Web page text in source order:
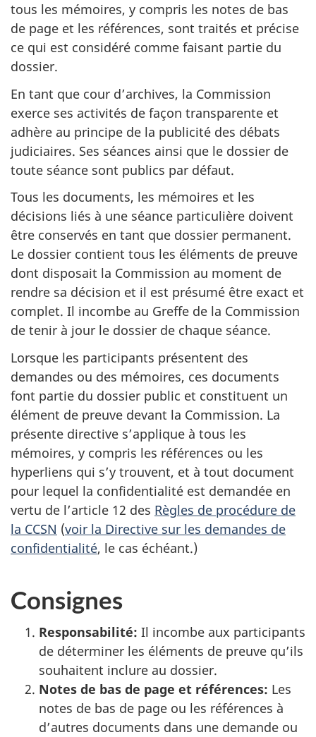
tous les mémoires, y compris les notes de bas
de page et les références, sont traités et précise
ce qui est considéré comme faisant partie du
dossier.
En tant que cour d’archives, la Commission
exerce ses activités de façon transparente et
adhère au principe de la publicité des débats
judiciaires. Ses séances ainsi que le dossier de
toute séance sont publics par défaut.
Tous les documents, les mémoires et les
décisions liés à une séance particulière doivent
être conservés en tant que dossier permanent.
Le dossier contient tous les éléments de preuve
dont disposait la Commission au moment de
rendre sa décision et il est présumé être exact et
complet. Il incombe au Greffe de la Commission
de tenir à jour le dossier de chaque séance.
Lorsque les participants présentent des
demandes ou des mémoires, ces documents
font partie du dossier public et constituent un
élément de preuve devant la Commission. La
présente directive s’applique à tous les
mémoires, y compris les références ou les
hyperliens qui s’y trouvent, et à tout document
pour lequel la confidentialité est demandée en
vertu de l’article 12 des Règles de procédure de
la CCSN (voir la Directive sur les demandes de
confidentialité, le cas échéant.)
Consignes
Responsabilité: Il incombe aux participants
de déterminer les éléments de preuve qu’ils
souhaitent inclure au dossier.
Notes de bas de page et références: Les
notes de bas de page ou les références à
d’autres documents dans une demande ou